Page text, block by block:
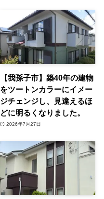
【我孫子市】築40年の建物
をツートンカラーにイメー
ジチェンジし、見違えるほ
どに明るくなりました。
2026年7月27日